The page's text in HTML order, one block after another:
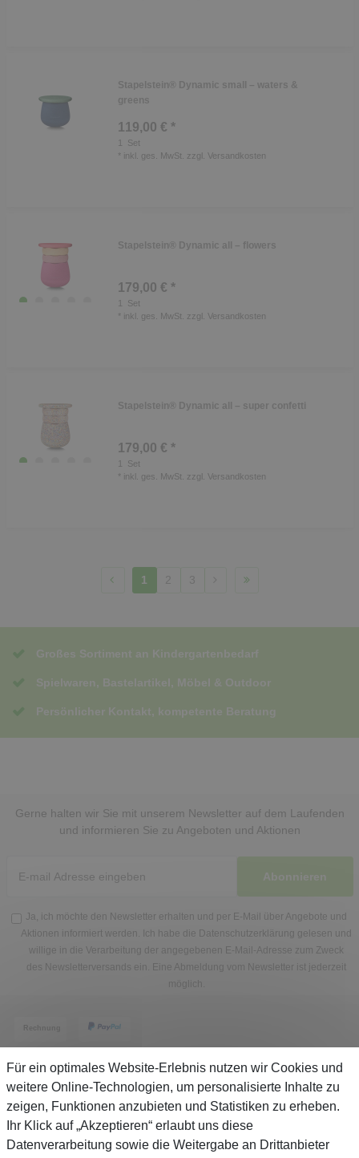
Stapelstein® Dynamic small – waters &
greens
119,00 € *
1
Set
* inkl. ges. MwSt. zzgl. Versandkosten
Stapelstein® Dynamic all – flowers
179,00 € *
1
Set
* inkl. ges. MwSt. zzgl. Versandkosten
Stapelstein® Dynamic all – super confetti
179,00 € *
1
Set
* inkl. ges. MwSt. zzgl. Versandkosten
1 2 3
Großes Sortiment an Kindergartenbedarf
Spielwaren, Bastelartikel, Möbel & Outdoor
Persönlicher Kontakt, kompetente Beratung
Gerne halten wir Sie mit unserem Newsletter auf dem Laufenden
und informieren Sie zu Angeboten und Aktionen
Abonnieren
Ja, ich möchte den Newsletter erhalten und per E-Mail über Angebote und
Aktionen informiert werden. Ich habe die Datenschutzerklärung gelesen und
willige in die Verarbeitung der angegebenen E-Mail-Adresse zum Zweck
des Newsletterversands ein. Eine Abmeldung vom Newsletter ist jederzeit
möglich.
Service
Für ein optimales Website-Erlebnis nutzen wir Cookies und
weitere Online-Technologien, um personalisierte Inhalte zu
zeigen, Funktionen anzubieten und Statistiken zu erheben.
Ihr Klick auf „Akzeptieren“ erlaubt uns diese
Datenverarbeitung sowie die Weitergabe an Drittanbieter